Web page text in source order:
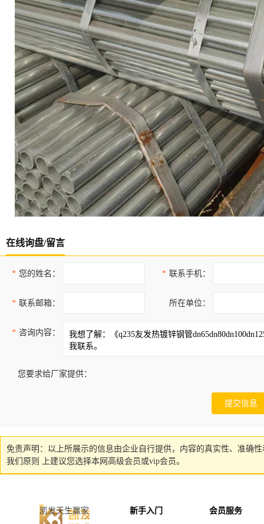
在线询盘/留言
* 您的姓名： * 联系手机：
* 联系邮箱： 所在单位：
* 咨询内容：
您要求给厂家提供：
免责声明：以上所展示的信息由企业自行提供，内容的真实性、准确
我们原则 上建议您选择本网高级会员或vip会员。
凯发天生赢家 新手入门 会员服务